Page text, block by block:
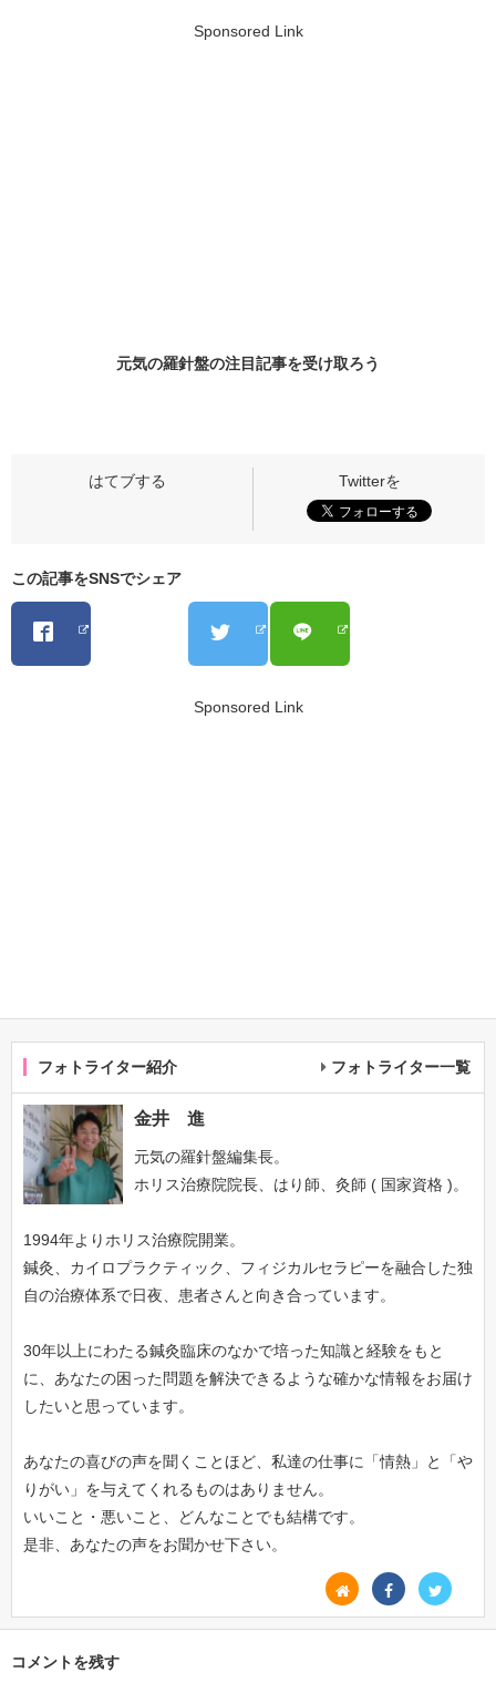
Sponsored Link
元気の羅針盤の注目記事を受け取ろう
この記事をSNSでシェア
Sponsored Link
フォトライター紹介 フォトライター一覧
金井 進
元気の羅針盤編集長。
ホリス治療院院長、はり師、灸師 ( 国家資格 )。
1994年よりホリス治療院開業。
鍼灸、カイロプラクティック、フィジカルセラピーを融合した独
自の治療体系で日夜、患者さんと向き合っています。
30年以上にわたる鍼灸臨床のなかで培った知識と経験をもと
に、あなたの困った問題を解決できるような確かな情報をお届け
したいと思っています。
あなたの喜びの声を聞くことほど、私達の仕事に「情熱」と「や
りがい」を与えてくれるものはありません。
いいこと・悪いこと、どんなことでも結構です。
是非、あなたの声をお聞かせ下さい。
コメントを残す